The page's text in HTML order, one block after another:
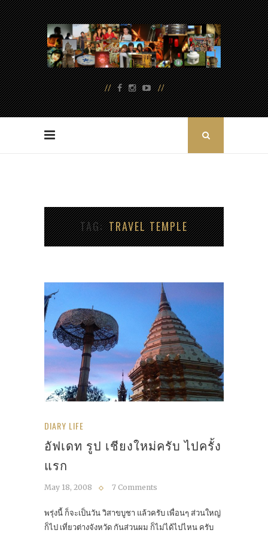
TAG TRAVEL TEMPLE
DIARY LIFE
อัฟเดท รูป เชียงใหม่ครับ ไปครั้ง
แรก
May 18, 2008 7 Comments
พรุ่งนี้ ก็จะเป็นวัน วิสาขบูชา แล้วครับ เพื่อนๆ ส่วนใหญ่
ก็ไป เที่ยวต่างจังหวัด กันส่วนผม ก็ไม่ได้ไปไหน ครับ